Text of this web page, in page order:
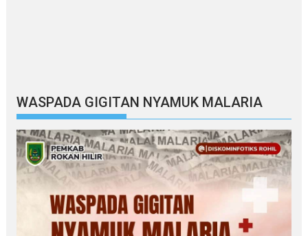
WASPADA GIGITAN NYAMUK MALARIA